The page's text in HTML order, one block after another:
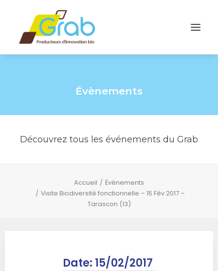
Évènements
Découvrez tous les événements du Grab
Accueil
Évènements
Visite Biodiversité fonctionnelle – 15 Fév 2017 –
Tarascon (13)
Date: 15/02/2017